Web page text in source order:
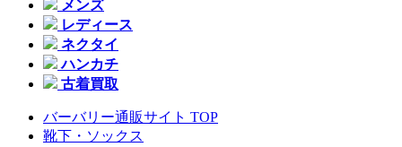
メンズ
レディース
ネクタイ
ハンカチ
古着買取
バーバリー通販サイト TOP
靴下・ソックス